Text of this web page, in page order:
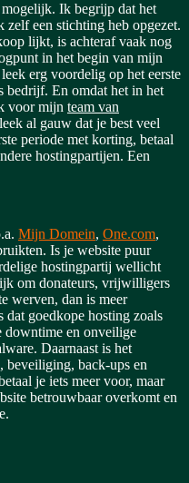
Ik begrijp dat het
een stichting heb opgezet.
lijkt, is achteraf vaak nog
in het begin van mijn
erg voordelig op het eerste
bedrijf. En omdat het in het
voor mijn team van
al gauw dat je best veel
periode met korting, betaal
hostingpartijen. Een
Mijn Domein, One.com,
Is je website puur
hostingpartij wellicht
om donateurs, vrijwilligers
werven, dan is meer
goedkope hosting zoals
downtime en onveilige
Daarnaast is het
beveiliging, back-ups en
je iets meer voor, maar
betrouwbaar overkomt en